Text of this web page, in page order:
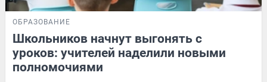
ОБРАЗОВАНИЕ
Школьников начнут выгонять с
уроков: учителей наделили новыми
полномочиями